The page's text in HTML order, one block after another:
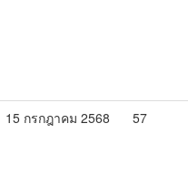
15 กรกฎาคม 2568 57